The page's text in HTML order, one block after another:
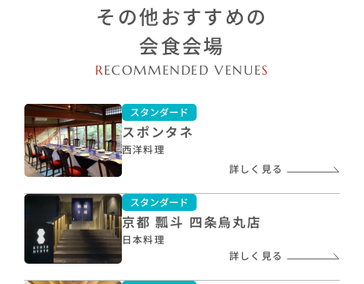
その他おすすめの
会食会場
RECOMMENDED VENUES
スタンダード
スポンタネ
西洋料理
詳しく見る
スタンダード
京都 瓢斗 四条烏丸店
日本料理
詳しく見る